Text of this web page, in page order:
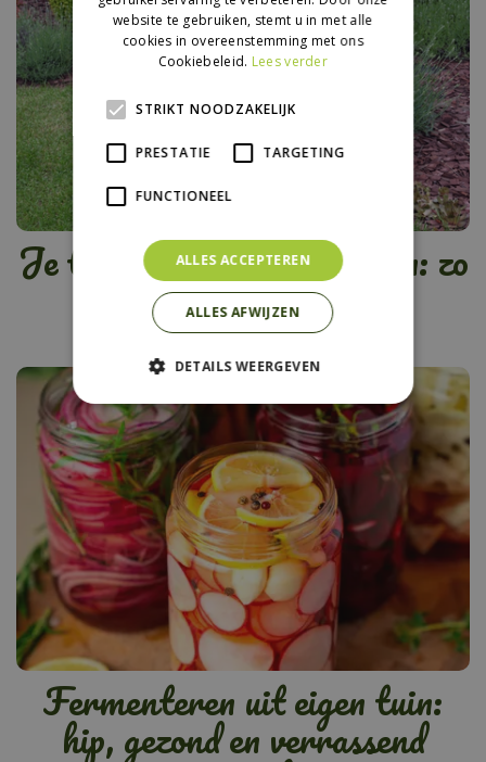
Je tuin future-proof maken: zo
overleeft ‘ie hittegolven
Fermenteren uit eigen tuin:
hip, gezond en verrassend
website te gebruiken, stemt u in met alle
cookies in overeenstemming met ons
Cookiebeleid. Lees verder
STRIKT NOODZAKELIJK
PRESTATIE TARGETING
FUNCTIONEEL
ALLES ACCEPTEREN
ALLES AFWIJZEN
DETAILS WEERGEVEN